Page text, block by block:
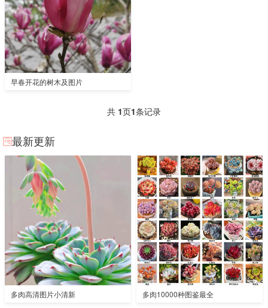
早春开花的树木及图片
共 1页1条记录
最新更新
多肉高清图片小清新 多肉10000种图鉴最全